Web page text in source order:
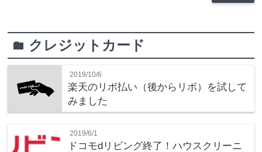
folder クレジットカード
2019/10/6
楽天のリボ払い（後からリボ）を試して
みました
2019/6/1
ドコモdリビング終了！ハウスクリーニ